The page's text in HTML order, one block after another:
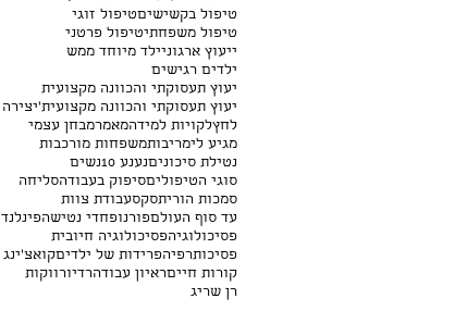
טיפול בקשישיםטיפול זוגי
טיפול משפחתיטיפול פרטני
ייעוץ ארגוניילד מיוחד ממש
ילדים רגישים
יעוץ תעסוקתי והכוונה מקצועית
יעוץ תעסוקתי והכוונה מקצועית'יצירה
לחץלקויות למידהמאמרמבחן עצמי
מגיע לימריבותמשפחות מורכבות
נטילת סיכוניםנענע 10
נשים
סוגי הטיפוליםסיפוק בעבודהסליחה
סמכות הוריתסקסעבודת צוות
עד סוף העולםפורנופחדי נטישהפינלנד
פסיכולוגיהפסיכולוגיה חיובית
פסיכותרפיהפרידות של ילדיםקואצ'ינג
קורות חייםראיון עבודהרדיורווקות
רן שריג